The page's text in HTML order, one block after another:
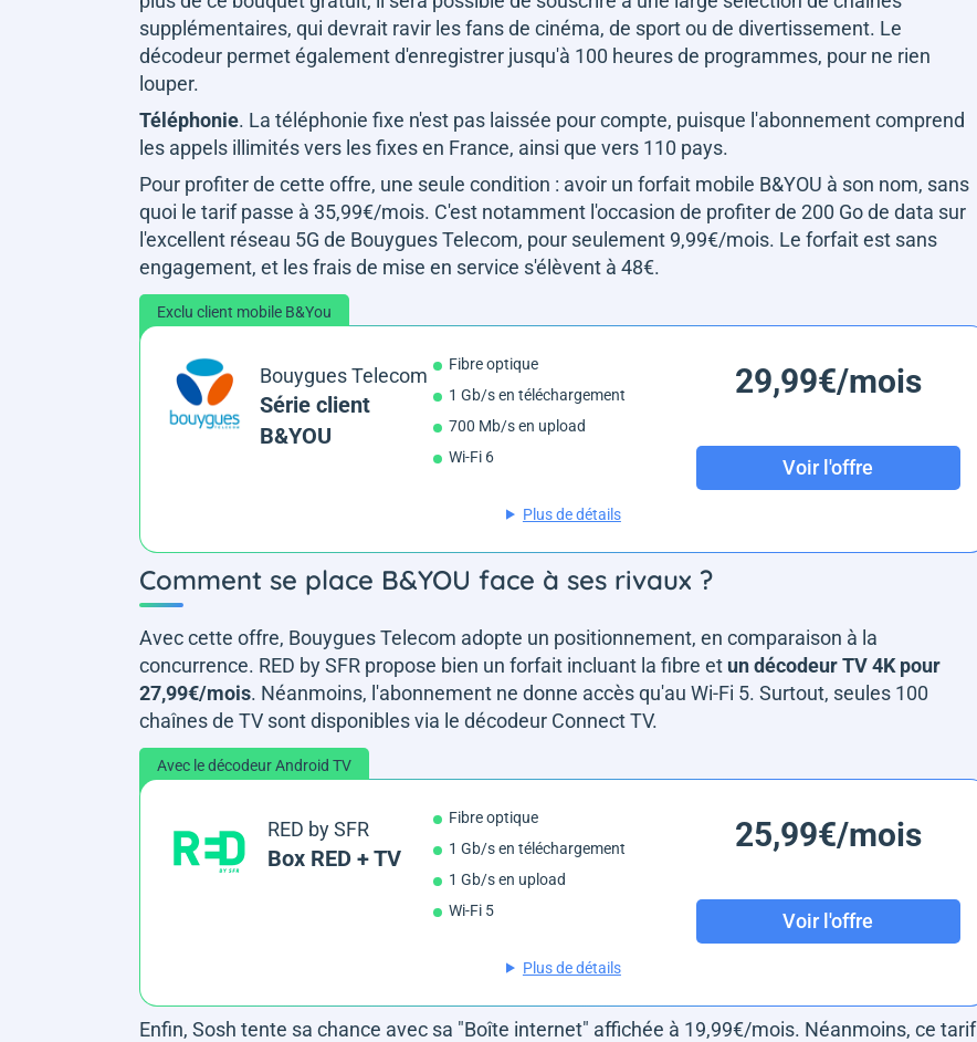
supplémentaires, qui devrait ravir les fans de cinéma, de sport ou de divertissement. Le
décodeur permet également d'enregistrer jusqu'à 100 heures de programmes, pour ne rien
louper.
Téléphonie. La téléphonie fixe n'est pas laissée pour compte, puisque l'abonnement comprend
les appels illimités vers les fixes en France, ainsi que vers 110 pays.
Pour profiter de cette offre, une seule condition : avoir un forfait mobile B&YOU à son nom, sans
quoi le tarif passe à 35,99€/mois. C'est notamment l'occasion de profiter de 200 Go de data sur
l'excellent réseau 5G de Bouygues Telecom, pour seulement 9,99€/mois. Le forfait est sans
engagement, et les frais de mise en service s'élèvent à 48€.
Exclu client mobile B&You
Bouygues Telecom
Série client
B&YOU
Fibre optique
1 Gb/s en téléchargement
700 Mb/s en upload
Wi-Fi 6
29,99€/mois
Voir l'offre
Plus de détails
Comment se place B&YOU face à ses rivaux ?
Avec cette offre, Bouygues Telecom adopte un positionnement, en comparaison à la
concurrence. RED by SFR propose bien un forfait incluant la fibre et un décodeur TV 4K pour
27,99€/mois. Néanmoins, l'abonnement ne donne accès qu'au Wi-Fi 5. Surtout, seules 100
chaînes de TV sont disponibles via le décodeur Connect TV.
Avec le décodeur Android TV
RED by SFR
Box RED + TV
Fibre optique
1 Gb/s en téléchargement
1 Gb/s en upload
Wi-Fi 5
25,99€/mois
Voir l'offre
Plus de détails
Enfin, Sosh tente sa chance avec sa "Boîte internet" affichée à 19,99€/mois. Néanmoins, ce tarif